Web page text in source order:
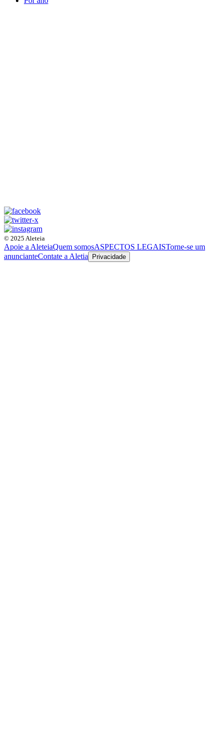
© 2025 Aleteia
Apoie a AleteiaQuem somosASPECTOS LEGAISTorne-se um
anuncianteContate a Aletia Privacidade